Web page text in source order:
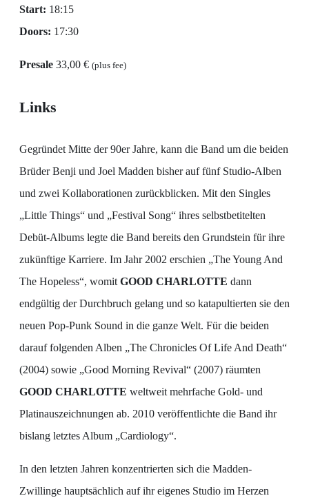
Start: 18:15
Doors: 17:30
Presale 33,00 € (plus fee)
Links
Gegründet Mitte der 90er Jahre, kann die Band um die beiden
Brüder Benji und Joel Madden bisher auf fünf Studio-Alben
und zwei Kollaborationen zurückblicken. Mit den Singles
„Little Things“ und „Festival Song“ ihres selbstbetitelten
Debüt-Albums legte die Band bereits den Grundstein für ihre
zukünftige Karriere. Im Jahr 2002 erschien „The Young And
The Hopeless“, womit GOOD CHARLOTTE dann
endgültig der Durchbruch gelang und so katapultierten sie den
neuen Pop-Punk Sound in die ganze Welt. Für die beiden
darauf folgenden Alben „The Chronicles Of Life And Death“
(2004) sowie „Good Morning Revival“ (2007) räumten
GOOD CHARLOTTE weltweit mehrfache Gold- und
Platinauszeichnungen ab. 2010 veröffentlichte die Band ihr
bislang letztes Album „Cardiology“.
In den letzten Jahren konzentrierten sich die Madden-
Zwillinge hauptsächlich auf ihr eigenes Studio im Herzen